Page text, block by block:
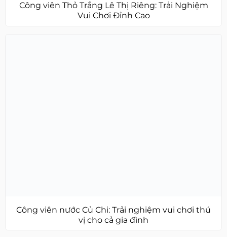
Công viên Thỏ Trắng Lê Thị Riêng: Trải Nghiệm
Vui Chơi Đỉnh Cao
Công viên nước Củ Chi: Trải nghiệm vui chơi thú
vị cho cả gia đình